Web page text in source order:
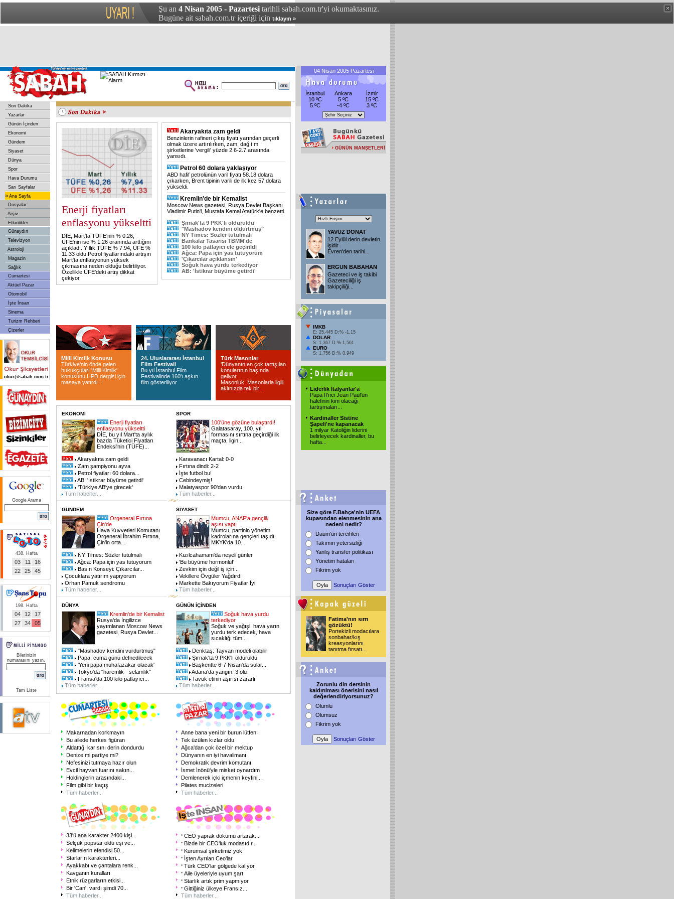
Şu an 4 Nisan 2005 - Pazartesi tarihli sabah.com.tr'yi okumaktasınız.
Bugüne ait sabah.com.tr içeriği için tıklayın »
04 Nisan 2005 Pazartesi
İstanbul
10 ºC
5 ºC
Ankara
5 ºC
-4 ºC
İzmir
15 ºC
3 ºC
GÜNÜN MANŞETLERİ
YAVUZ DONAT
12 Eylül derin devletin
işidir
Evren'den tarihi...
ERGUN BABAHAN
Gazeteci ve iş takibi
Gazeteciliği iş
takipçiliği...
IMKB
E: 25.445 D:% -1,15
DOLAR
S: 1,367 D:% 1,561
EURO
S: 1,756 D:% 0,949
Liderlik İtalyanlar'a
Papa II'nci Jean Paul'ün
halefinin kim olacağı
tartışmaları...
Kardinaller Sistine
Şapeli'ne kapanacak
1 milyar Katoliğin liderini
belirleyecek kardinaller, bu
hafta...
Size göre F.Bahçe'nin UEFA
kupasından elenmesinin ana
nedeni nedir?
Daum'un tercihleri
Takımın yetersizliği
Yanlış transfer politikası
Yönetim hataları
Fikrim yok
Sonuçları Göster
Fatima'nın sırrı
gözüktü!
Portekizli modacılara
sonbahar/kış
kreasyonlarını
tanıtma fırsatı...
Zorunlu din dersinin
kaldırılması önerisini nasıl
değerlendiriyorsunuz?
Olumlu
Olumsuz
Fikrim yok
Sonuçları Göster
Son Dakika
Yazarlar
Günün İçinden
Ekonomi
Gündem
Siyaset
Dünya
Spor
Hava Durumu
Sarı Sayfalar
» Ana Sayfa
Dosyalar
Arşiv
Etkinlikler
Günaydın
Televizyon
Astroloji
Magazin
Sağlık
Cumartesi
Aktüel Pazar
Otomobil
İşte İnsan
Sinema
Turizm Rehberi
Çizerler
okur@sabah.com.tr
Google Arama
438. Hafta
03 11
16
22
25 45
198. Hafta
04 12
17
27
34 05
Biletinizin
numarasını yazın.
Tam Liste
Irak Başbakanı, Japonya İmparatoru ile görüştü
ABD'nin eski Kıbrıs Özel Koordinatörü Weston öldü
Enerji fiyatları
enflasyonu yükseltti
DİE, Mart'ta TÜFE'nin % 0.26,
ÜFE'nin ise % 1.26 oranında arttığını
açıkladı. Yıllık TÜFE % 7.94, ÜFE %
11.33 oldu.Petrol fiyatlarındaki artışın
Mart'ta enflasyonun yüksek
çıkmasına neden olduğu belirtiliyor.
Özellikle ÜFE'deki artış dikkat
çekiyor.
Akaryakıta zam geldi
Benzinlerin rafineri çıkış fiyatı yarından geçerli
olmak üzere artırılırken, zam, dağıtım
şirketlerine 'vergili' yüzde 2.6-2.7 arasında
yansıdı.
Petrol 60 dolara yaklaşıyor
ABD hafif petrolünün varil fiyatı 58.18 dolara
çıkarken, Brent tipinin varili de ilk kez 57 dolara
yükseldi.
Kremlin'de bir Kemalist
Moscow News gazetesi, Rusya Devlet Başkanı
Vladimir Putin'i, Mustafa Kemal Atatürk'e benzetti.
Şırnak'ta 9 PKK'lı öldürüldü
"Mashadov kendini öldürtmüş"
NY Times: Sözler tutulmalı
Bankalar Tasarısı TBMM'de
100 kilo patlayıcı ele geçirildi
Ağca: Papa için yas tutuyorum
'Çıkarcılar açıklansın'
Soğuk hava yurdu terkediyor
AB: 'İstikrar büyüme getirdi'
Milli Kimlik Konusu
Türkiye'nin önde gelen
hukukçuları 'Milli Kimlik'
konusunu HPD dergisi için
masaya yatırdı ...
24. Uluslararası İstanbul
Film Festivali
Bu yıl İstanbul Film
Festivalinde 160'ı aşkın
film gösteriliyor
Türk Masonlar
'Dünyanın en çok tartışılan
konularının başında
geliyor
Masonluk. Masonlarla ilgili
aklınızda tek bir...
EKONOMİ
Enerji fiyatları
enflasyonu yükseltti
DİE, bu yıl Mart'ta aylık
bazda Tüketici Fiyatları
Endeksi'nin (TÜFE)...
Akaryakıta zam geldi
Zam şampiyonu ayva
Petrol fiyatları 60 dolara...
AB: 'İstikrar büyüme getirdi'
'Türkiye AB'ye girecek'
Tüm haberler...
SPOR
100'üne gözüne bulaştırdı!
Galatasaray, 100. yıl
formasını sırtına geçirdiği ilk
maçta, ligin...
Karavanacı Kartal: 0-0
Fırtına dindi: 2-2
İşte futbol bu!
Cebindeymiş!
Malatyaspor 90'dan vurdu
Tüm haberler...
GÜNDEM
Orgeneral Fırtına
Çin'de
Hava Kuvvetleri Komutanı
Orgeneral İbrahim Fırtına,
Çin'in orta...
NY Times: Sözler tutulmalı
Ağca: Papa için yas tutuyorum
Basın Konseyi: Çıkarcılar...
Çocuklara yatırım yapıyorum
Orhan Pamuk sendromu
Tüm haberler...
SİYASET
Mumcu, ANAP'a gençlik
aşısı yaptı
Mumcu, partinin yönetim
kadrolarına gençleri taşıdı.
MKYK'da 10...
Kızılcahamam'da neşeli günler
'Bu büyüme hormonlu!'
Zevkim için değil iş için...
Vekillere Övgüler Yağdırdı
Markette Bakıyorum Fiyatlar İyi
Tüm haberler...
DÜNYA
Kremlin'de bir Kemalist
Rusya'da İngilizce
yayımlanan Moscow News
gazetesi, Rusya Devlet...
"Mashadov kendini vurdurtmuş"
Papa, cuma günü defnedilecek
'Yeni papa muhafazakar olacak'
Tokyo'da "haremlik - selamlık"
Fransa'da 100 kilo patlayıcı...
Tüm haberler...
GÜNÜN İÇİNDEN
Soğuk hava yurdu
terkediyor
Soğuk ve yağışlı hava yarın
yurdu terk edecek, hava
sıcaklığı tüm...
Denktaş: Tayvan modeli olabilir
Şırnak'ta 9 PKK'lı öldürüldü
Başkentte 6-7 Nisan'da sular...
Adana'da yangın: 3 ölü
Tavuk etinin aşırısı zararlı
Tüm haberler...
Makarnadan korkmayın
Bu ailede herkes figüran
Aldattığı karısını derin dondurdu
Denize mi partiye mi?
Nefesinizi tutmaya hazır olun
Evcil hayvan fuarını sakın...
Holdinglerin arasındaki...
Film gibi bir kaçış
Tüm haberler...
Anne bana yeni bir burun lütfen!
Tek üzülen kızlar oldu
Ağca'dan çok özel bir mektup
Dünyanın en iyi havalimanı
Demokratik devrim komutanı
İsmet İnönü'yle misket oynardım
Demlenerek içki içmenin keyfini...
Pilates mucizeleri
Tüm haberler...
33'ü ana karakter 2400 kişi...
Selçuk popstar oldu eşi ve...
Kelimelerin efendisi 50...
Starların karakterleri...
Ayakkabı ve çantalara renk...
Kavganın kuralları
Etnik rüzgarların etkisi...
Bir 'Can'ı vardı şimdi 70...
Tüm haberler...
CEO yaprak dökümü artarak...
Bizde bir CEO'luk modasıdır...
Kurumsal şirketimiz yok
İşten Ayrılan Ceo'lar
Türk CEO'lar gölgede kalıyor
Aile üyeleriyle uyum şart
Starlık artık prim yapmıyor
Gittiğiniz ülkeye Fransız...
Tüm haberler...